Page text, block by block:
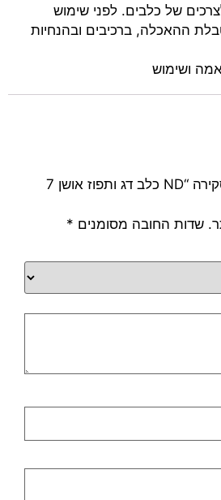
של כלבים. לפני שימוש
ההאכלה, ברכיבים ובהנחיות
ושימוש
היה הראשון לכתוב סקירה “ND כלב דג ותפוז אושן 7
שדות החובה מסומנים *